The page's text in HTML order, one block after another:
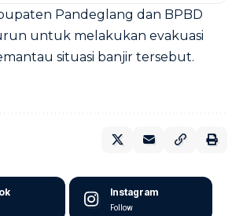
Pandeglang dan BPBD
untuk melakukan evakuasi
situasi banjir tersebut.
Instagram
Follow